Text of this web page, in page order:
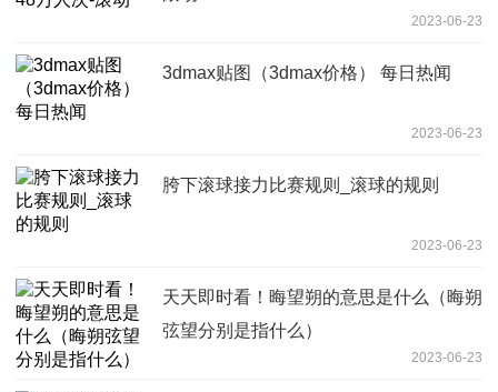
2023-06-23
3dmax贴图（3dmax价格） 每日热闻
2023-06-23
胯下滚球接力比赛规则_滚球的规则
2023-06-23
天天即时看！晦望朔的意思是什么（晦朔
弦望分别是指什么）
2023-06-23